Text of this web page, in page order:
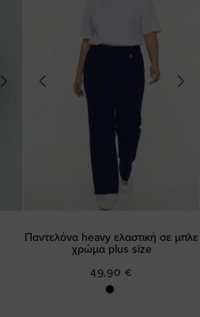
Παντελόνα heavy ελαστική σε μπλε
χρώμα plus size
49,90 €